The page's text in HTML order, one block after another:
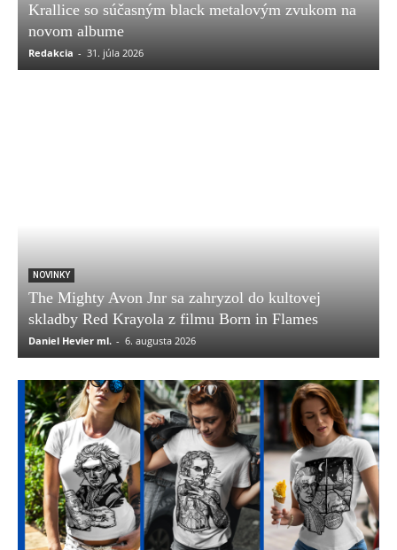
Krallice so súčasným black metalovým zvukom na
novom albume
Redakcia - 31. júla 2026
NOVINKY
The Mighty Avon Jnr sa zahryzol do kultovej
skladby Red Krayola z filmu Born in Flames
Daniel Hevier ml. - 6. augusta 2026